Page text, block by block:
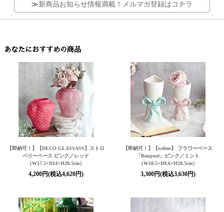
≫新商品お知らせ情報満載！メルマガ登録はコチラ
あなたにおすすめの商品
【即納可！】【DECO GLASSASS】ストロ
ベリーベース ピンク／レッド
（W17.5×D14×H20.5cm）
4,200円(税込4,620円)
【即納可！】【welms】 フラワーベース
「Boupuet」ピンク／ミント
（W10.5×D9.6×H20.5cm）
3,300円(税込3,630円)